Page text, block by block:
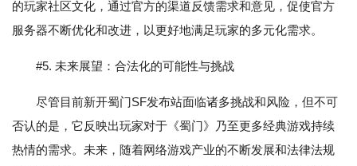
的玩家社区文化，通过官方的渠道反馈需求和意见，促使官方
服务器不断优化和改进，以更好地满足玩家的多元化需求。
#5. 未来展望：合法化的可能性与挑战
尽管目前新开蜀门SF发布站面临诸多挑战和风险，但不可
否认的是，它反映出玩家对于《蜀门》乃至更多经典游戏持续
热情的需求。未来，随着网络游戏产业的不断发展和法律法规